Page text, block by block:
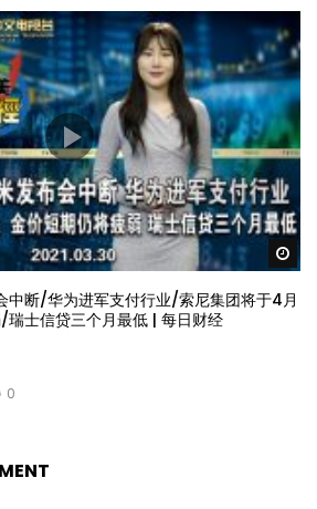
中断/华为进军支付行业/索尼集团将于4月
士信贷三个月最低 | 每日财经
0